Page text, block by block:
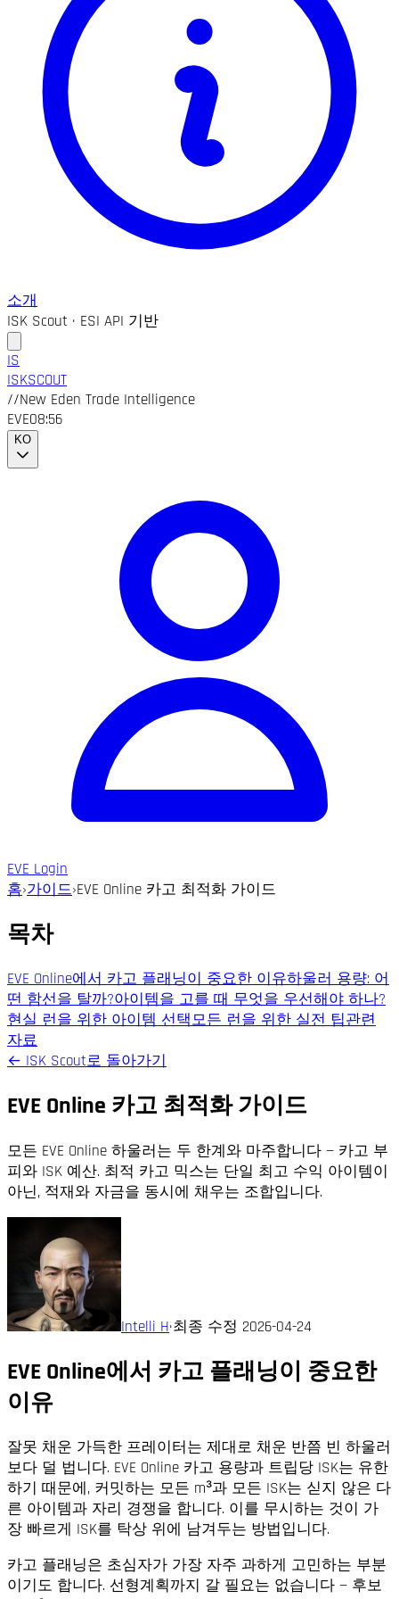
소개
ISK Scout · ESI API 기반
IS
ISKSCOUT
//New Eden Trade Intelligence
EVE08:56
KO
EVE Login
홈›가이드›EVE Online 카고 최적화 가이드
목차
EVE Online에서 카고 플래닝이 중요한 이유하울러 용량: 어
떤 함선을 탈까?아이템을 고를 때 무엇을 우선해야 하나?
현실 런을 위한 아이템 선택모든 런을 위한 실전 팁관련
자료
← ISK Scout로 돌아가기
EVE Online 카고 최적화 가이드
모든 EVE Online 하울러는 두 한계와 마주합니다 — 카고 부
피와 ISK 예산. 최적 카고 믹스는 단일 최고 수익 아이템이
아닌, 적재와 자금을 동시에 채우는 조합입니다.
Intelli H·최종 수정 2026-04-24
EVE Online에서 카고 플래닝이 중요한
이유
잘못 채운 가득한 프레이터는 제대로 채운 반쯤 빈 하울러
보다 덜 법니다. EVE Online 카고 용량과 트립당 ISK는 유한
하기 때문에, 커밋하는 모든 m³과 모든 ISK는 싣지 않은 다
른 아이템과 자리 경쟁을 합니다. 이를 무시하는 것이 가
장 빠르게 ISK를 탁상 위에 남겨두는 방법입니다.
카고 플래닝은 초심자가 가장 자주 과하게 고민하는 부분
이기도 합니다. 선형계획까지 갈 필요는 없습니다 — 후보